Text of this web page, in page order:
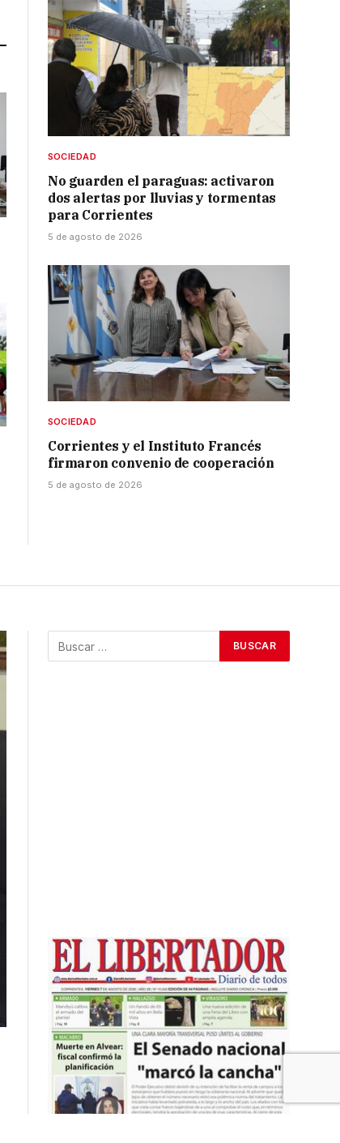
SOCIEDAD
No guarden el paraguas: activaron
dos alertas por lluvias y tormentas
para Corrientes
5 de agosto de 2026
SOCIEDAD
Corrientes y el Instituto Francés
firmaron convenio de cooperación
5 de agosto de 2026